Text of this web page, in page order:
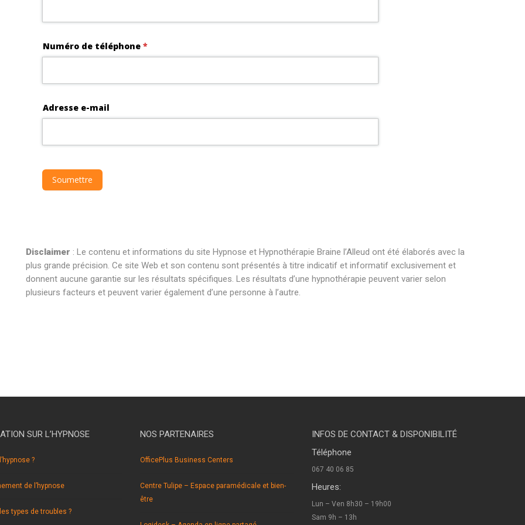
Disclaimer : Le contenu et informations du site Hypnose et Hypnothérapie Braine l’Alleud ont été élaborés avec la
plus grande précision. Ce site Web et son contenu sont présentés à titre indicatif et informatif exclusivement et
donnent aucune garantie sur les résultats spécifiques. Les résultats d’une hypnothérapie peuvent varier selon
plusieurs facteurs et peuvent varier également d’une personne à l’autre.
SUR L’HYPNOSE
?
de l’hypnose
types de troubles ?
NOS PARTENAIRES
OfficePlus Business Centers
Centre Tulipe – Espace paramédicale et bien-
être
INFOS DE CONTACT & DISPONIBILITÉ
Téléphone
067 40 06 85
Heures:
Lun – Ven 8h30 – 19h00
Sam 9h – 13h